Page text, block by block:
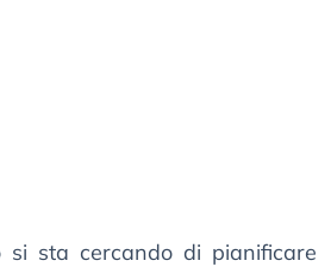
si sta cercando di pianificare